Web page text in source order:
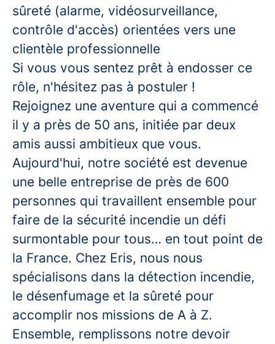
sûreté (alarme, vidéosurveillance,
contrôle d'accès) orientées vers une
clientèle professionnelle
Si vous vous sentez prêt à endosser ce
rôle, n'hésitez pas à postuler !
Rejoignez une aventure qui a commencé
il y a près de 50 ans, initiée par deux
amis aussi ambitieux que vous.
Aujourd'hui, notre société est devenue
une belle entreprise de près de 600
personnes qui travaillent ensemble pour
faire de la sécurité incendie un défi
surmontable pour tous… en tout point de
la France. Chez Eris, nous nous
spécialisons dans la détection incendie,
le désenfumage et la sûreté pour
accomplir nos missions de A à Z.
Ensemble, remplissons notre devoir